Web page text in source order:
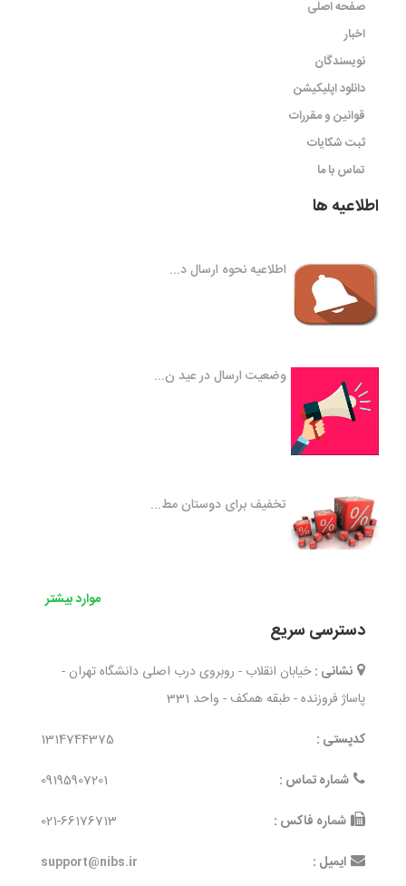
صفحه اصلی
اخبار
نویسندگان
دانلود اپلیکیشن
قوانین و مقررات
ثبت شکایات
تماس با ما
اطلاعیه ها
اطلاعیه نحوه ارسال د...
وضعیت ارسال در عید ن...
تخفیف برای دوستان مط...
موارد بیشتر
دسترسی سریع
نشانی : خیابان انقلاب - روبروی درب اصلی دانشگاه تهران -
پاساژ فروزنده - طبقه همکف - واحد 331
کدپستی :
1314744375
شماره تماس :
09195907201
شماره فاکس :
021-66176713
ایمیل :
support@nibs.ir